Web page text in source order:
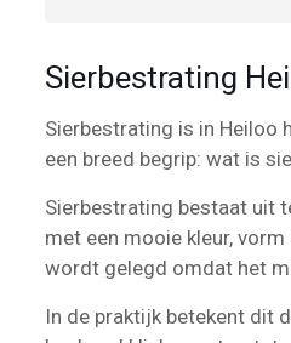
Sierbestrating
Sierbestrating is in Heiloo
een breed begrip: wat is
Sierbestrating bestaat uit
met een mooie kleur,
wordt gelegd omdat het
In de praktijk betekent dit